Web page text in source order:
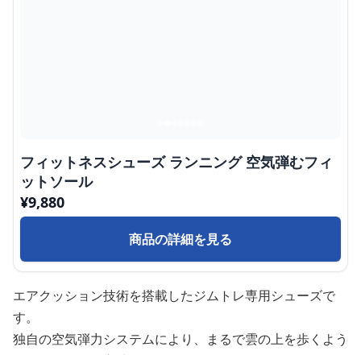
フィットネスシューズ ランニング 空気弾むフィ
ットソール
¥9,880
商品の詳細を見る
エアクッション技術を搭載したジムトレ専用シューズで
す。
独自の空気弾力システムにより、まるで雲の上を歩くよう